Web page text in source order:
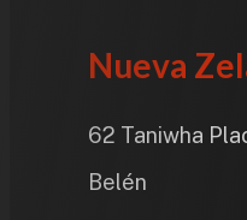
Nueva
62 Taniwha
Belén